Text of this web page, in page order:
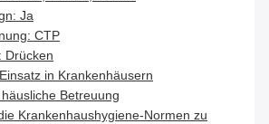
Ja
CTP
Drücken
in Krankenhäusern
Betreuung
Krankenhaushygiene-Normen zu